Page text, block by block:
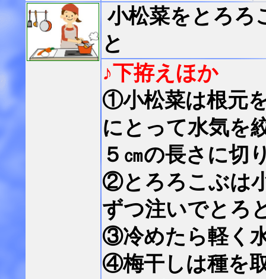
小松菜をとろろ
と
♪下拵えほか
①小松菜は根元
にとって水気を
５㎝の長さに切
②とろろこぶは
ずつ注いでとろ
③冷めたら軽く
④梅干しは種を